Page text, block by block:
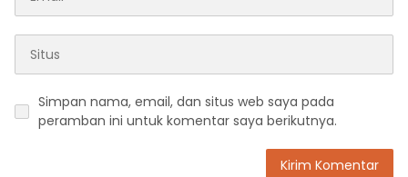
Simpan nama, email, dan situs web saya pada
peramban ini untuk komentar saya berikutnya.